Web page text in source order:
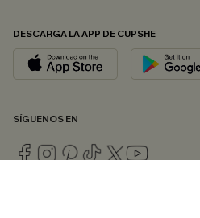
DESCARGA LA APP DE CUPSHE
SÍGUENOS EN